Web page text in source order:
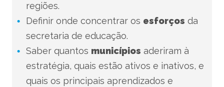
regiões.
Definir onde concentrar os esforços da
secretaria de educação.
Saber quantos municípios aderiram à
estratégia, quais estão ativos e inativos, e
quais os principais aprendizados e